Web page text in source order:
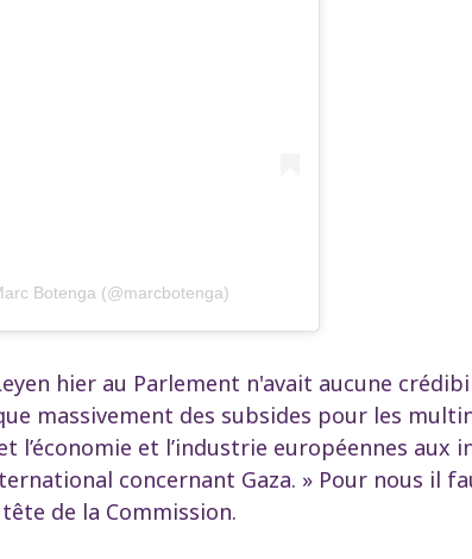
Botenga (@marcbotenga)
hier au Parlement n'avait aucune
massivement des subsides pour les
l’économie et l’industrie européennes
concernant Gaza. » Pour nous il
de la Commission.